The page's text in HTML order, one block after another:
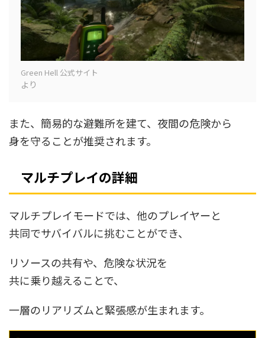
Green Hell 公式サイト
より
また、簡易的な避難所を建て、夜間の危険から
身を守ることが推奨されます。
マルチプレイの詳細
マルチプレイモードでは、他のプレイヤーと
共同でサバイバルに挑むことができ、
リソースの共有や、危険な状況を
共に乗り越えることで、
一層のリアリズムと緊張感が生まれます。